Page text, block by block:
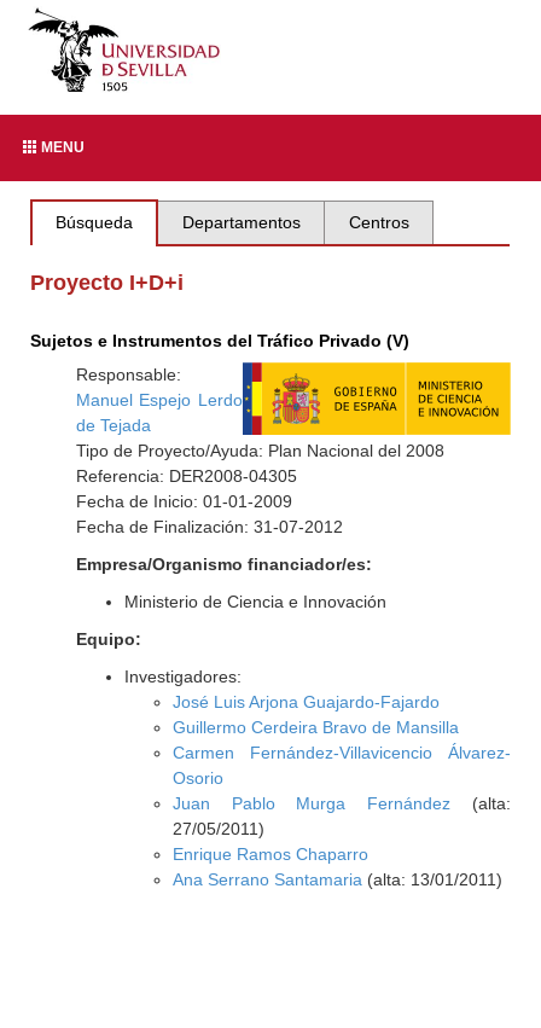
MENU
Búsqueda Departamentos Centros
Proyecto I+D+i
Sujetos e Instrumentos del Tráfico Privado (V)
Responsable:
Manuel Espejo Lerdo
de Tejada
Tipo de Proyecto/Ayuda: Plan Nacional del 2008
Referencia: DER2008-04305
Fecha de Inicio: 01-01-2009
Fecha de Finalización: 31-07-2012
Empresa/Organismo financiador/es:
Ministerio de Ciencia e Innovación
Equipo:
Investigadores:
José Luis Arjona Guajardo-Fajardo
Guillermo Cerdeira Bravo de Mansilla
Carmen Fernández-Villavicencio Álvarez-
Osorio
Juan Pablo Murga Fernández (alta:
27/05/2011)
Enrique Ramos Chaparro
Ana Serrano Santamaria (alta: 13/01/2011)